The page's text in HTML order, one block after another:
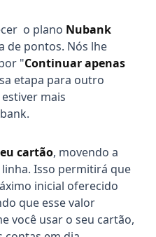
o plano Nubank
de pontos. Nós lhe
"Continuar apenas
etapa para outro
mais
cartão, movendo a
Isso permitirá que
inicial oferecido
que esse valor
você usar o seu cartão,